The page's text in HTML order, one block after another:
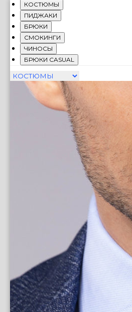
КОСТЮМЫ
ПИДЖАКИ
БРЮКИ
СМОКИНГИ
ЧИНОСЫ
БРЮКИ CASUAL